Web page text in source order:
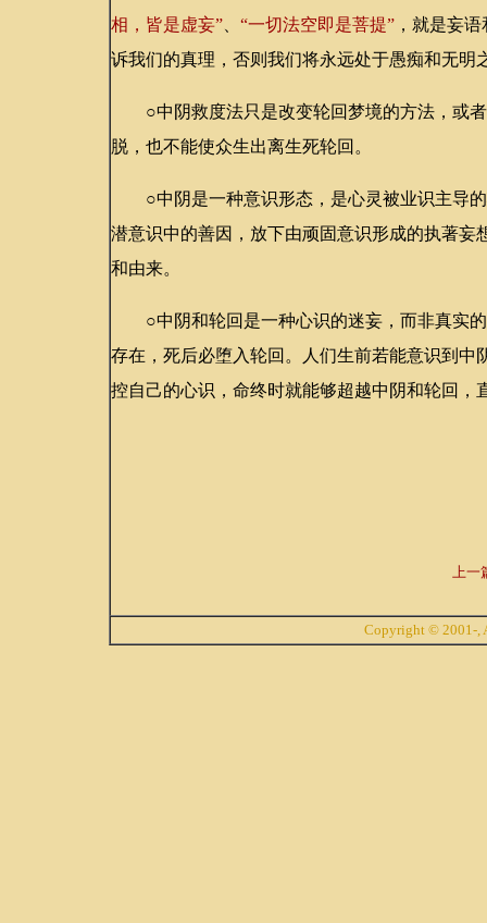
相，皆是虚妄”
“一切法空即是菩提” ，就是妄
诉我们的真理，否则我们将永远处于愚痴和无明
○中阴救度法只是改变轮回梦境的方法，或者
脱，也不能使众生出离生死轮回。
○中阴是一种意识形态，是心灵被业识主导的
潜意识中的善因，放下由顽固意识形成的执著
和由来。
○中阴和轮回是一种心识的迷妄，而非真实的
存在，死后必堕入轮回。人们生前若能意识到
控自己的心识，命终时就能够超越中阴和轮回，
上一
Copyright © 2001-,